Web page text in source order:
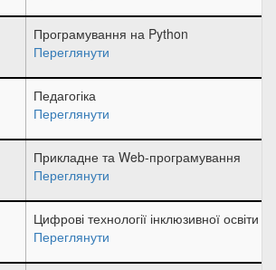
Програмування на Python
Переглянути
Педагогіка
Переглянути
Прикладне та Web-програмування
Переглянути
Цифрові технології інклюзивної освіти
Переглянути